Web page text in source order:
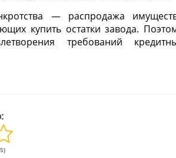
— распродажа
купить остатки завода.
требований